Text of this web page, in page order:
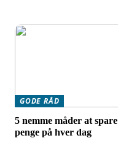
GODE RÅD
5 nemme måder at spare
penge på hver dag